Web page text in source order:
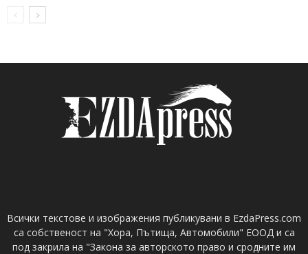
Всички текстове и изображения публикувани в EzdaPress.com
са собственост на "Хора, Пътища, Автомобили" ЕООД и са
под закрила на "Закона за авторското право и сродните им